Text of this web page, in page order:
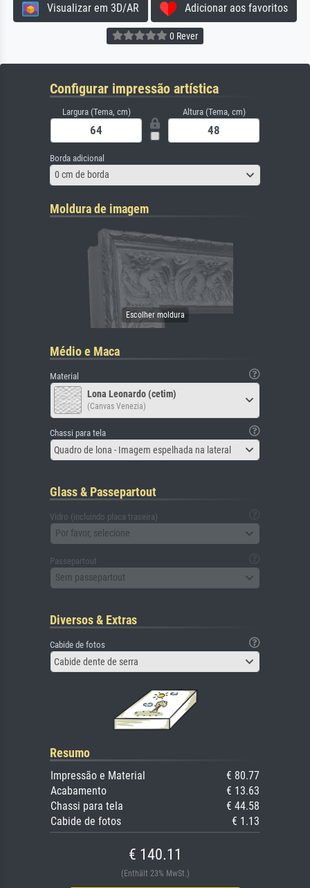
Visualizar em 3D/AR Adicionar aos favoritos
0 Rever
Configurar impressão artística
Largura (Tema, cm) Altura (Tema, cm)
Borda adicional
0 cm de borda
Moldura de imagem
Médio e Maca
Material
Lona Leonardo (cetim)
(Canvas Venezia)
Chassi para tela
Quadro de lona - Imagem espelhada na lateral
Glass & Passepartout
Vidro (incluindo placa traseira)
Por favor, selecione
Passepartout
Sem passepartout
Diversos & Extras
Cabide de fotos
Cabide dente de serra
Resumo
Impressão e Material
€ 80.77
Acabamento
€ 13.63
Chassi para tela
€ 44.58
Cabide de fotos
€ 1.13
€ 140.11
(Enthält 23% MwSt.)